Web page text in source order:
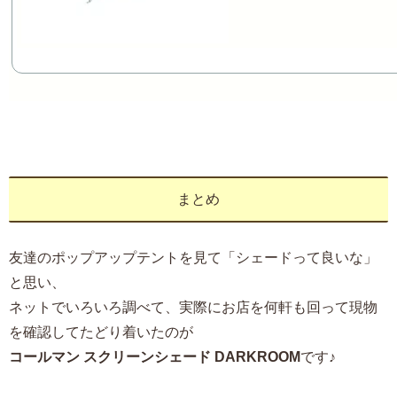
まとめ
友達のポップアップテントを見て「シェードって良いな」
と思い、
ネットでいろいろ調べて、実際にお店を何軒も回って現物
を確認してたどり着いたのが
コールマン スクリーンシェード DARKROOMです♪